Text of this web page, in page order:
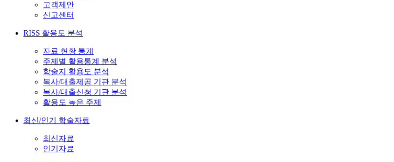
고객제안
신고센터
RISS 활용도 분석
자료 현황 통계
주제별 활용통계 분석
학술지 활용도 분석
복사/대출제공 기관 분석
복사/대출신청 기관 분석
활용도 높은 주제
최신/인기 학술자료
최신자료
인기자료